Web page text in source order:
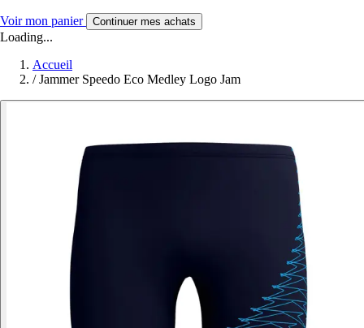
Voir mon panier Continuer mes achats
Loading...
Accueil
/ Jammer Speedo Eco Medley Logo Jam